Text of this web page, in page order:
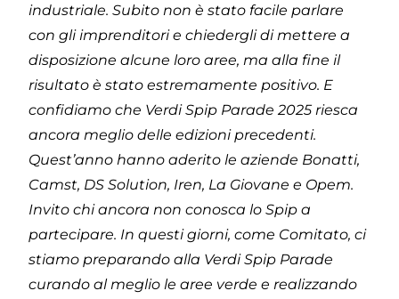
industriale. Subito non è stato facile parlare
con gli imprenditori e chiedergli di mettere a
disposizione alcune loro aree, ma alla fine il
risultato è stato estremamente positivo. E
confidiamo che Verdi Spip Parade 2025 riesca
ancora meglio delle edizioni precedenti.
Quest’anno hanno aderito le aziende Bonatti,
Camst, DS Solution, Iren, La Giovane e Opem.
Invito chi ancora non conosca lo Spip a
partecipare. In questi giorni, come Comitato, ci
stiamo preparando alla Verdi Spip Parade
curando al meglio le aree verde e realizzando